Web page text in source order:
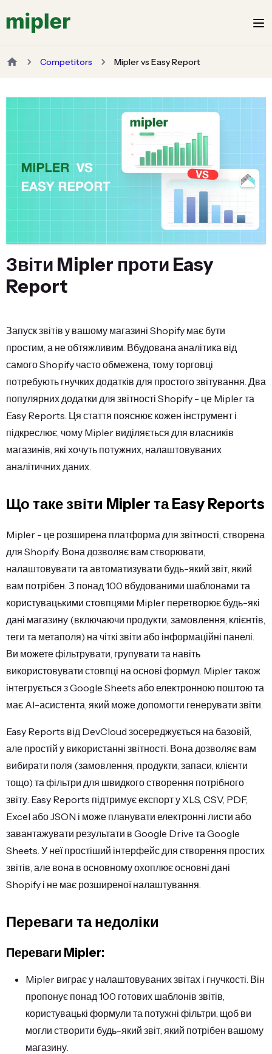
Competitors Mipler vs Easy Report
Звіти Mipler проти Easy
Report
Запуск звітів у вашому магазині Shopify має бути
простим, а не обтяжливим. Вбудована аналітика від
самого Shopify часто обмежена, тому торговці
потребують гнучких додатків для простого звітування. Два
популярних додатки для звітності Shopify - це Mipler та
Easy Reports. Ця стаття пояснює кожен інструмент і
підкреслює, чому Mipler виділяється для власників
магазинів, які хочуть потужних, налаштовуваних
аналітичних даних.
Що таке звіти Mipler та Easy Reports
Mipler - це розширена платформа для звітності, створена
для Shopify. Вона дозволяє вам створювати,
налаштовувати та автоматизувати будь-який звіт, який
вам потрібен. З понад 100 вбудованими шаблонами та
користувацькими стовпцями Mipler перетворює будь-які
дані магазину (включаючи продукти, замовлення, клієнтів,
теги та метаполя) на чіткі звіти або інформаційні панелі.
Ви можете фільтрувати, групувати та навіть
використовувати стовпці на основі формул. Mipler також
інтегрується з Google Sheets або електронною поштою та
має AI-асистента, який може допомогти генерувати звіти.
Easy Reports від DevCloud зосереджується на базовій,
але простій у використанні звітності. Вона дозволяє вам
вибирати поля (замовлення, продукти, запаси, клієнти
тощо) та фільтри для швидкого створення потрібного
звіту. Easy Reports підтримує експорт у XLS, CSV, PDF,
Excel або JSON і може планувати електронні листи або
завантажувати результати в Google Drive та Google
Sheets. У неї простіший інтерфейс для створення простих
звітів, але вона в основному охоплює основні дані
Shopify і не має розширеної налаштування.
Переваги та недоліки
Переваги Mipler:
Mipler виграє у налаштовуваних звітах і гнучкості. Він
пропонує понад 100 готових шаблонів звітів,
користувацькі формули та потужні фільтри, щоб ви
могли створити будь-який звіт, який потрібен вашому
магазину.